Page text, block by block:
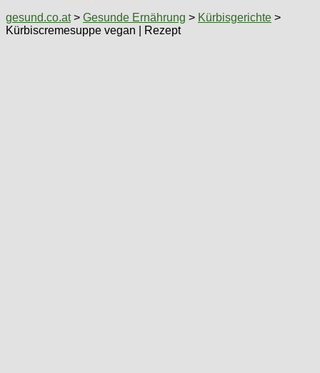
gesund.co.at> Gesunde Ernährung > Kürbisgerichte >
Kürbiscremesuppe vegan | Rezept